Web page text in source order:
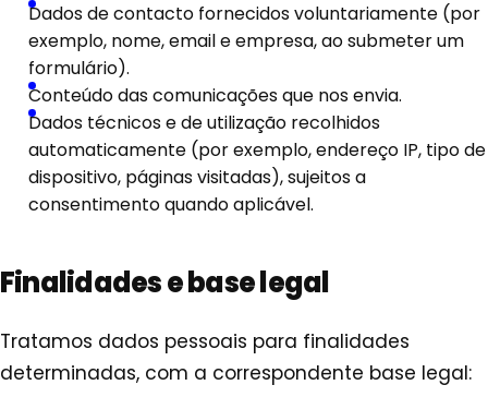
Dados de contacto fornecidos voluntariamente (por
exemplo, nome, email e empresa, ao submeter um
formulário).
Conteúdo das comunicações que nos envia.
Dados técnicos e de utilização recolhidos
automaticamente (por exemplo, endereço IP, tipo de
dispositivo, páginas visitadas), sujeitos a
consentimento quando aplicável.
Finalidades e base legal
Tratamos dados pessoais para finalidades
determinadas, com a correspondente base legal: